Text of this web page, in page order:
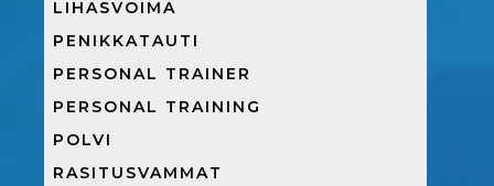
LIHASVOIMA
PENIKKATAUTI
PERSONAL TRAINER
PERSONAL TRAINING
POLVI
RASITUSVAMMAT